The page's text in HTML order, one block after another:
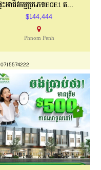
ផ្ទះអាជីវកម្មប្រភេទE0E1 តម្លៃត្រឹមតែ 10ម៉ឺនស្តើង
$144,444
Phnom Penh
0715574222